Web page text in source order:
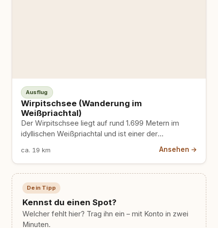
Ausflug
Wirpitschsee (Wanderung im
Weißpriachtal)
Der Wirpitschsee liegt auf rund 1.699 Metern im
idyllischen Weißpriachtal und ist einer der
ca. 19 km Ansehen →
Dein Tipp
Kennst du einen Spot?
Welcher fehlt hier? Trag ihn ein – mit Konto in zwei
Minuten.